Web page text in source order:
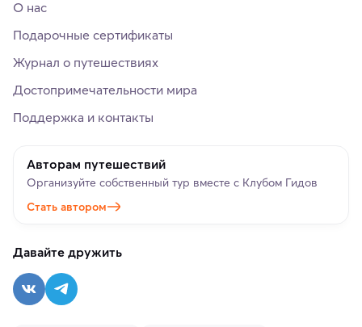
О нас
Подарочные сертификаты
Журнал о путешествиях
Достопримечательности мира
Поддержка и контакты
Авторам путешествий
Организуйте собственный тур вместе с Клубом Гидов
Стать автором
Давайте дружить